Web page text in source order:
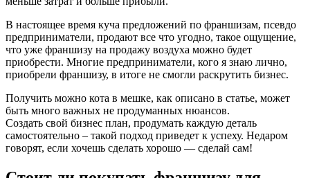
В настоящее время куча предложений по франшизам, псевдо
предприниматели, продают все что угодно, такое ощущение,
что уже франшизу на продажу воздуха можно будет
приобрести. Многие предприниматели, кого я знаю лично,
приобрели франшизу, в итоге не смогли раскрутить бизнес.
Получить можно кота в мешке, как описано в статье, может
быть много важных не продуманных нюансов.
Создать свой бизнес план, продумать каждую деталь
самостоятельно – такой подход приведет к успеху. Недаром
говорят, если хочешь сделать хорошо — сделай сам!